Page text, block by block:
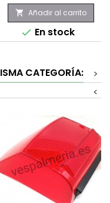
 Añadir al carrito
 En stock
CATEGORÍA:
>
<